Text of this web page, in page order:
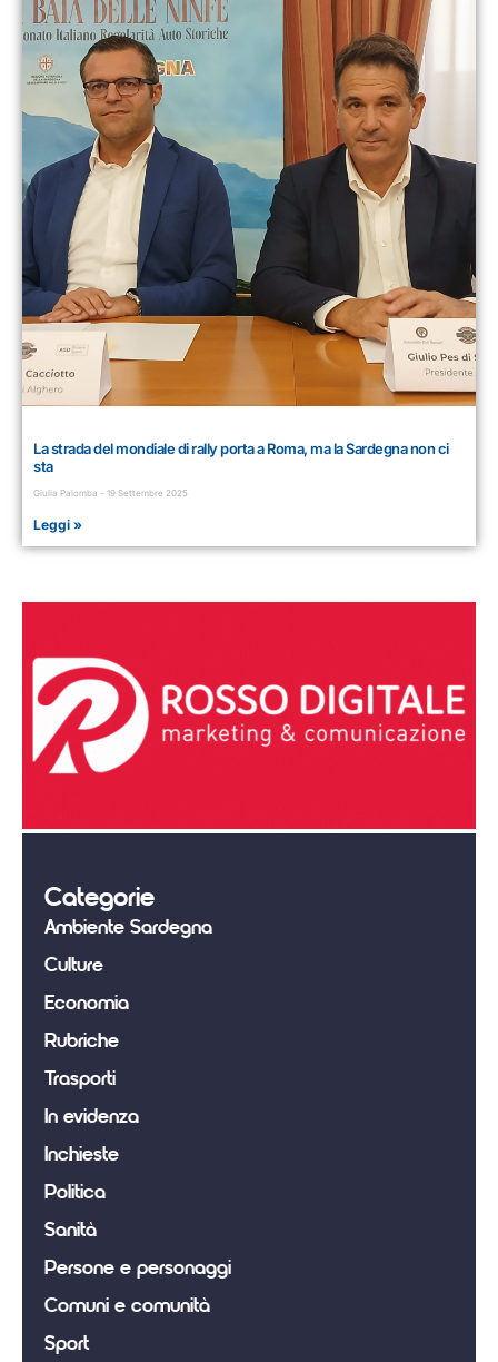
La strada del mondiale di rally porta a Roma, ma la Sardegna non ci
sta
Giulia Palomba 19 Settembre 2025
Leggi »
Categorie
Ambiente Sardegna
Culture
Economia
Rubriche
Trasporti
In evidenza
Inchieste
Politica
Sanità
Persone e personaggi
Comuni e comunità
Sport